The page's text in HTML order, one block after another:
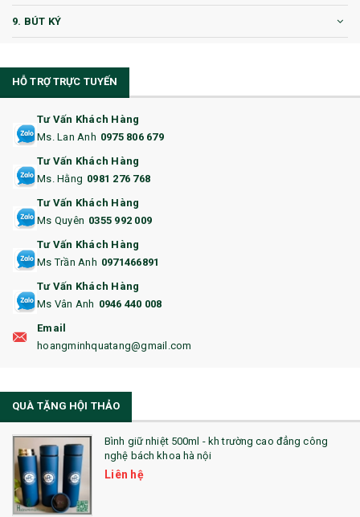
9. BÚT KÝ
11. CỐC/BÌNH GIỮ NHIỆT
12. BÌNH NƯỚC
14. HỘP/VÍ ĐỰNG NAMECARD
15. BỘ BẤM MÓNG
16. BAO HỘ CHIẾU
18. ẤM CHÉN QUÀ TẶNG
19. ĐỒNG HỒ TREO TƯỜNG
22. ĐỒNG HỒ ĐỂ BÀN
23. QÙA TẶNG ĐỘC ĐÁO
24. QÙA TẶNG PHA LÊ
25. QUÀ TẶNG GLASSLOCK
HỖ TRỢ TRỰC TUYẾN
Tư Vấn Khách Hàng
Ms. Lan Anh 0975 806 679
Tư Vấn Khách Hàng
Ms. Hằng 0981 276 768
Tư Vấn Khách Hàng
Ms Quyên 0355 992 009
Tư Vấn Khách Hàng
Ms Trần Anh 0971466891
Tư Vấn Khách Hàng
Ms Vân Anh 0946 440 008
Email
hoangminhquatang@gmail.com
QUÀ TẶNG HỘI THẢO
Bình giữ nhiệt 500ml - kh trường cao đẳng công
nghệ bách khoa hà nội
Liên hệ